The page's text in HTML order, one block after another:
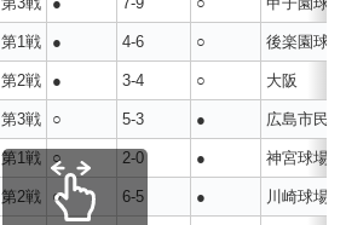
第1戦 ● 4-6 ○ 後楽園球場
第2戦 ● 3-4 ○ 大阪
第3戦 ○ 5-3 ● 広島市民
第1戦 ○ 2-0 ● 神宮球場
第2戦 ○ 6-5 ● 川崎球場